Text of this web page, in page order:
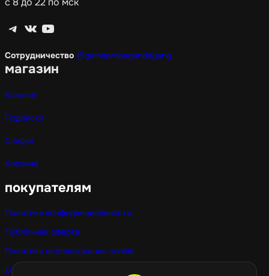
Telegram ВКонтакте YouTube
Сотрудничество @gamepropagandagang
магазин
Каталог
Подписки
Скидки
Корзина
покупателям
Политика конфиденциальности
Публичная оферта
Политика использования cookie
Оптовые покупки